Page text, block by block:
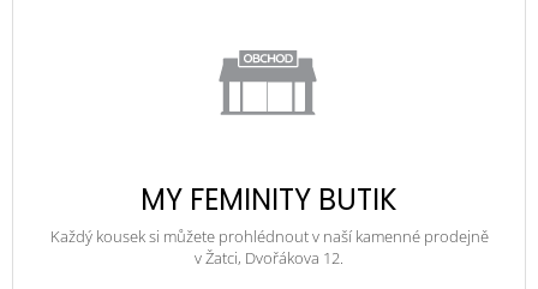
MY FEMINITY BUTIK
Každý kousek si můžete prohlédnout v naší kamenné prodejně
v Žatci, Dvořákova 12.